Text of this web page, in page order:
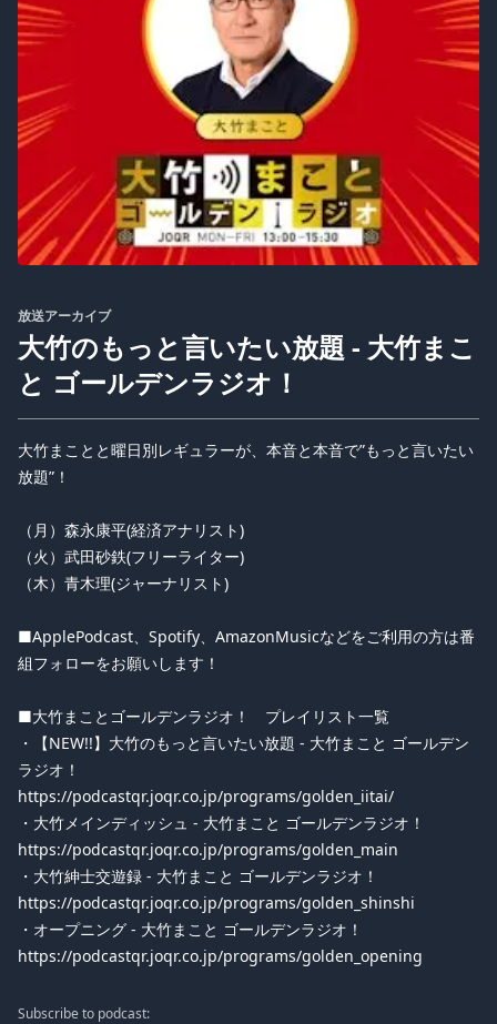
放送アーカイブ
大竹のもっと言いたい放題 - 大竹まこ
と ゴールデンラジオ！
大竹まことと曜日別レギュラーが、本音と本音で”もっと言いたい
放題”！
（月）森永康平(経済アナリスト)
（火）武田砂鉄(フリーライター)
（木）青木理(ジャーナリスト)
■ApplePodcast、Spotify、AmazonMusicなどをご利用の方は番
組フォローをお願いします！
■大竹まことゴールデンラジオ！ プレイリスト一覧
・【NEW!!】大竹のもっと言いたい放題 - 大竹まこと ゴールデン
ラジオ！
https://podcastqr.joqr.co.jp/programs/golden_iitai/
・大竹メインディッシュ - 大竹まこと ゴールデンラジオ！
https://podcastqr.joqr.co.jp/programs/golden_main
・大竹紳士交遊録 - 大竹まこと ゴールデンラジオ！
https://podcastqr.joqr.co.jp/programs/golden_shinshi
・オープニング - 大竹まこと ゴールデンラジオ！
https://podcastqr.joqr.co.jp/programs/golden_opening
Subscribe to podcast: